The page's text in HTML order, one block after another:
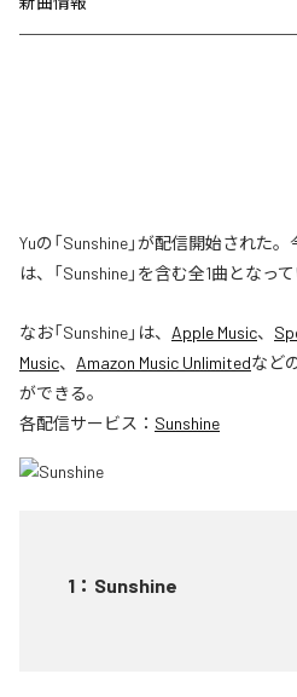
Yuの「Sunshine」が配信開始された
は、「Sunshine」を含む全1曲となって
なお「Sunshine」は、 Apple Music、
Music、 Amazon Music Unlimitedなど
ができる。
各配信サービス： Sunshine
1 ： Sunshine